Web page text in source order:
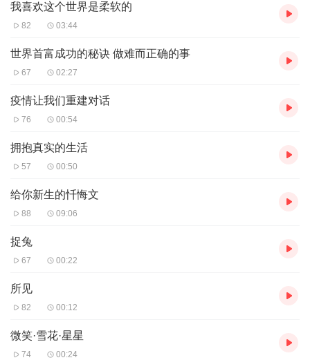
我喜欢这个世界是柔软的
82 03:44
世界首富成功的秘诀 做难而正确的事
67 02:27
疫情让我们重建对话
76 00:54
拥抱真实的生活
57 00:50
给你新生的忏悔文
88 09:06
捉兔
67 00:22
所见
82 00:12
微笑·雪花·星星
74 00:24